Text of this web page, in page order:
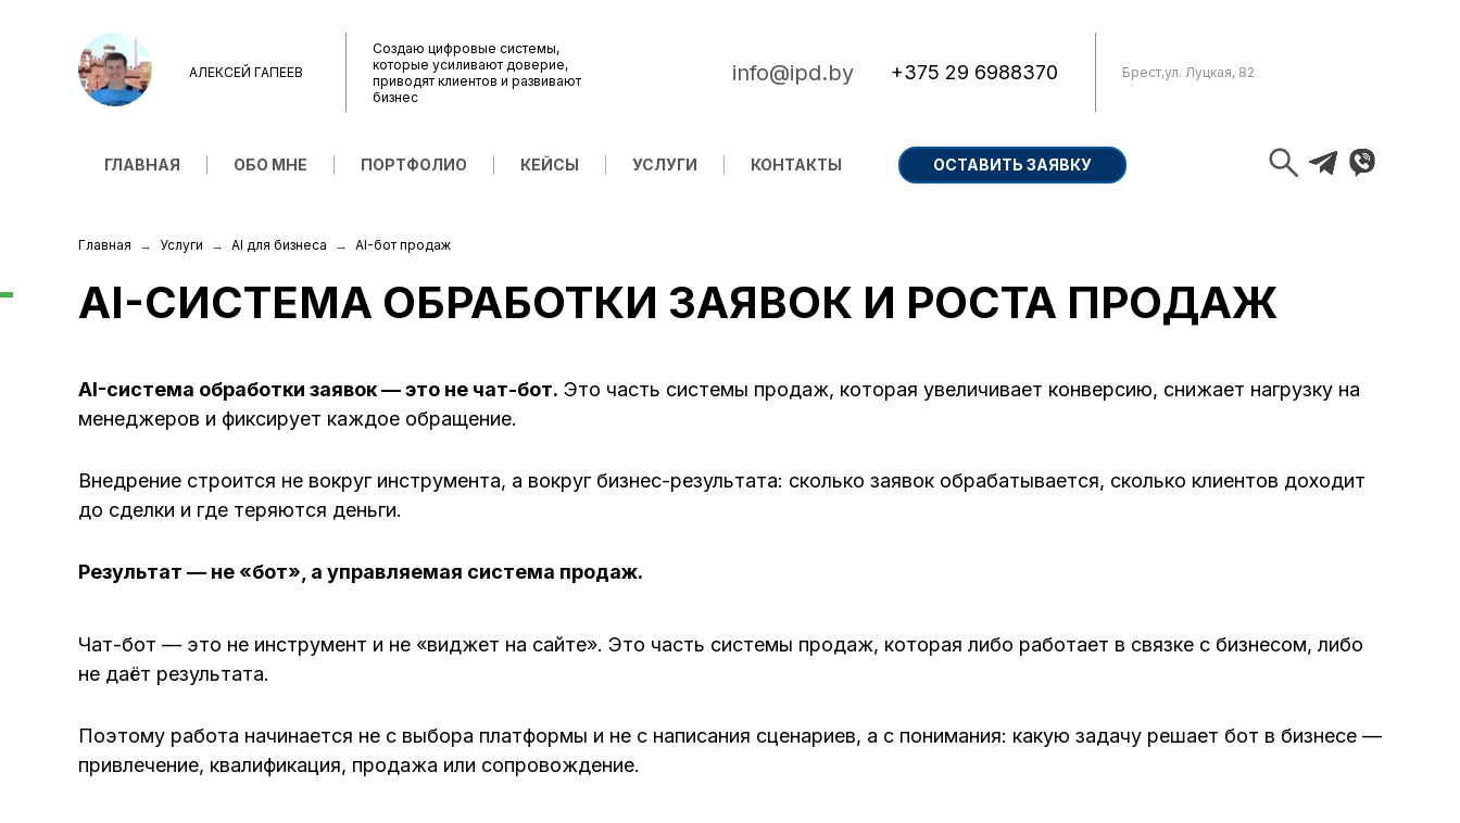
АЛЕКСЕЙ ГАПЕЕВ
Создаю цифровые системы,
которые усиливают доверие,
приводят клиентов и развивают
бизнес
info@ipd.by +375 29 6988370 Брест,ул. Луцкая, 82
ГЛАВНАЯ ОБО МНЕ ПОРТФОЛИО КЕЙСЫ УСЛУГИ КОНТАКТЫ ОСТАВИТЬ ЗАЯВКУ
Главная Услуги AI для бизнеса AI-бот продаж
AI-СИСТЕМА ОБРАБОТКИ ЗАЯВОК И РОСТА ПРОДАЖ
AI-система обработки заявок — это не чат-бот. Это часть системы продаж, которая увеличивает конверсию, снижает нагрузку на
менеджеров и фиксирует каждое обращение.
Внедрение строится не вокруг инструмента, а вокруг бизнес-результата: сколько заявок обрабатывается, сколько клиентов доходит
до сделки и где теряются деньги.
Результат — не «бот», а управляемая система продаж.
Чат-бот — это не инструмент и не «виджет на сайте». Это часть системы продаж, которая либо работает в связке с бизнесом, либо
не даёт результата.
Поэтому работа начинается не с выбора платформы и не с написания сценариев, а с понимания: какую задачу решает бот в бизнесе —
привлечение, квалификация, продажа или сопровождение.